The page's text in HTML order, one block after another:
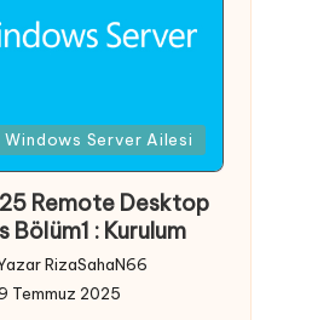
Windows Server Ailesi
Remote Desktop
Bölüm1 : Kurulum
RizaSahaN66
Temmuz 2025